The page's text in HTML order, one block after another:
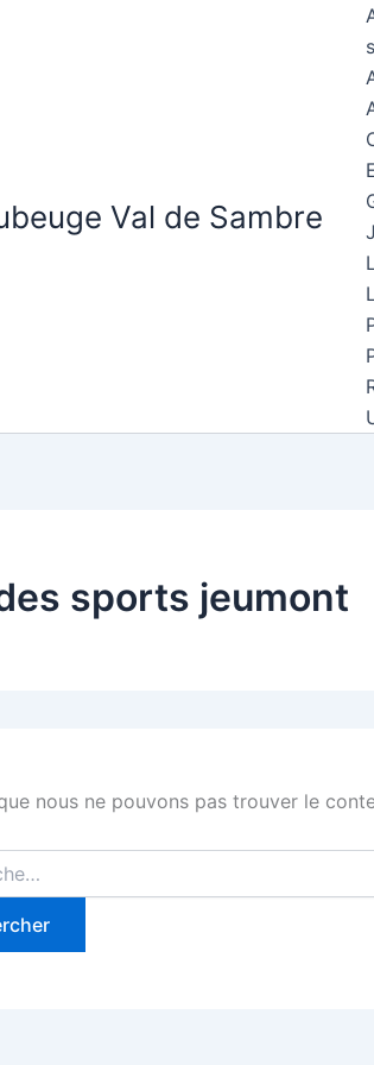
Val de Sambre
sports jeumont
nous ne pouvons pas trouver le